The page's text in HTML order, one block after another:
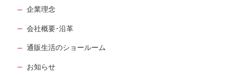
企業理念
会社概要･沿革
通販生活のショールーム
お知らせ